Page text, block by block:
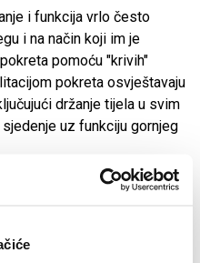
i funkcija vrlo često
i na način koji im je
pomoću "krivih"
pokreta osvještavaju
držanje tijela u svim
uz funkciju gornjeg
je savladati
u ciljani pokret, kako